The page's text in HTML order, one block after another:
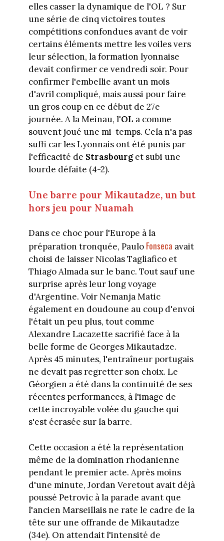
elles casser la dynamique de l'OL ? Sur
une série de cinq victoires toutes
compétitions confondues avant de voir
certains éléments mettre les voiles vers
leur sélection, la formation lyonnaise
devait confirmer ce vendredi soir. Pour
confirmer l'embellie avant un mois
d'avril compliqué, mais aussi pour faire
un gros coup en ce début de 27e
journée. A la Meinau, l'OL a comme
souvent joué une mi-temps. Cela n'a pas
suffi car les Lyonnais ont été punis par
l'efficacité de Strasbourget subi une
lourde défaite (4-2).
Une barre pour Mikautadze, un but
hors jeu pour Nuamah
Dans ce choc pour l'Europe à la
préparation tronquée, Paulo Fonseca avait
choisi de laisser Nicolas Tagliafico et
Thiago Almada sur le banc. Tout sauf une
surprise après leur long voyage
d'Argentine. Voir Nemanja Matic
également en doudoune au coup d'envoi
l'était un peu plus, tout comme
Alexandre Lacazette sacrifié face à la
belle forme de Georges Mikautadze.
Après 45 minutes, l'entraîneur portugais
ne devait pas regretter son choix. Le
Géorgien a été dans la continuité de ses
récentes performances, à l'image de
cette incroyable volée du gauche qui
s'est écrasée sur la barre.
Cette occasion a été la représentation
même de la domination rhodanienne
pendant le premier acte. Après moins
d'une minute, Jordan Veretout avait déjà
poussé Petrovic à la parade avant que
l'ancien Marseillais ne rate le cadre de la
tête sur une offrande de Mikautadze
(34e). On attendait l'intensité de